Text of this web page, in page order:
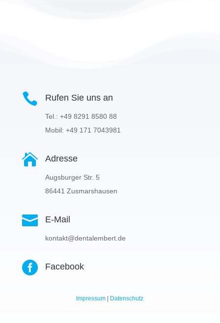
 Rufen Sie uns an
Tel.: +49 8291 8580 88
Mobil: +49 171 7043981
 Adresse
Augsburger Str. 5
86441 Zusmarshausen
 E-Mail
kontakt@dentalembert.de
 Facebook
Impressum Datenschutz